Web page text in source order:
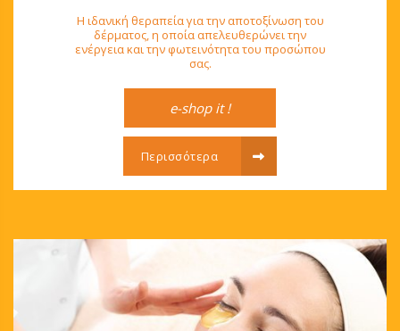
Η ιδανική θεραπεία για την αποτοξίνωση του
δέρματος, η οποία απελευθερώνει την
ενέργεια και την φωτεινότητα του προσώπου
σας.
e-shop it !
Περισσότερα